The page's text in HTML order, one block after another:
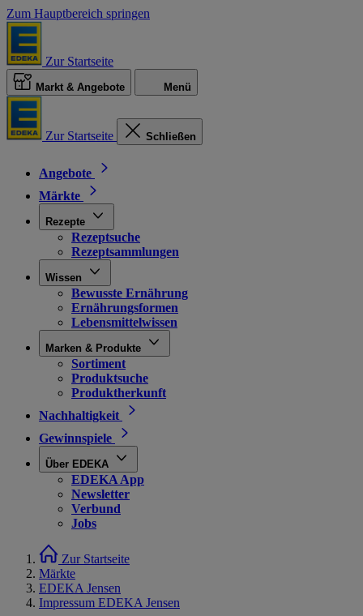
Zum Hauptbereich springen
Zur Startseite
Markt & Angebote Menü
Zur Startseite Schließen
Angebote
Märkte
Rezepte
Rezeptsuche
Rezeptsammlungen
Wissen
Bewusste Ernährung
Ernährungsformen
Lebensmittelwissen
Marken & Produkte
Sortiment
Produktsuche
Produktherkunft
Nachhaltigkeit
Gewinnspiele
Über EDEKA
EDEKA App
Newsletter
Verbund
Jobs
Zur Startseite
Märkte
EDEKA Jensen
Impressum EDEKA Jensen